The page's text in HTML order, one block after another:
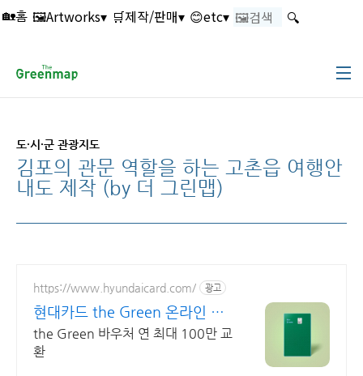
🏡홈 🖼️Artworks▾ 🛒제작/판매▾ 😊etc▾ 🔍
도·시·군 관광지도
김포의 관문 역할을 하는 고촌읍 여행안
내도 제작 (by 더 그린맵)
https://www.hyundaicard.com/ 광고
현대카드 the Green 온라인 간
편 신청
the Green 바우처 연 최대 100만 교
환